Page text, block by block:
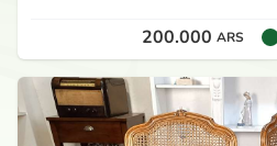
200.000 ARS